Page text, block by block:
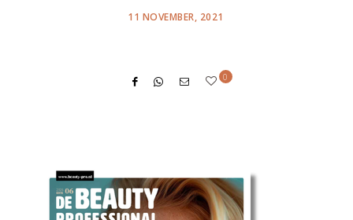
POSTED
11 NOVEMBER, 2021
0